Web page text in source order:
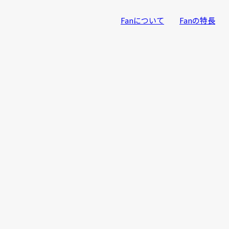
Fanについて Fanの特長